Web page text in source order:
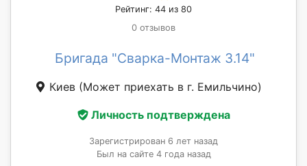
Рейтинг: 44 из 80
0 отзывов
Бригада "Сварка-Монтаж 3.14"
Киев (Может приехать в г. Емильчино)
Личность подтверждена
Зарегистрирован 6 лет назад
Был на сайте 4 года назад